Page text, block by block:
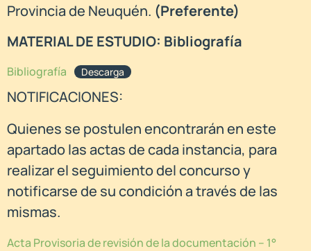
Provincia de Neuquén. (Preferente)
MATERIAL DE ESTUDIO: Bibliografía
Bibliografía Descarga
NOTIFICACIONES:
Quienes se postulen encontrarán en este
apartado las actas de cada instancia, para
realizar el seguimiento del concurso y
notificarse de su condición a través de las
mismas.
Acta Provisoria de revisión de la documentación – 1°